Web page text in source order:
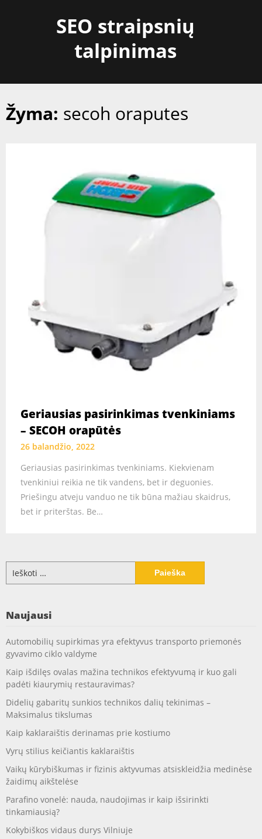
SEO straipsnių
talpinimas
Žyma: secoh oraputes
Geriausias pasirinkimas tvenkiniams
– SECOH orapūtės
26 balandžio, 2022
Geriausias pasirinkimas tvenkiniams. Kiekvienam
tvenkiniui reikia ne tik vandens, bet ir deguonies.
Priešingu atveju vanduo ne tik būna mažiau skaidrus,
bet ir priterštas. Be…
Ieškoti:
Naujausi
Automobilių supirkimas yra efektyvus transporto priemonės
gyvavimo ciklo valdyme
Kaip išdilęs ovalas mažina technikos efektyvumą ir kuo gali
padėti kiaurymių restauravimas?
Didelių gabaritų sunkios technikos dalių tekinimas –
Maksimalus tikslumas
Kaip kaklaraištis derinamas prie kostiumo
Vyrų stilius keičiantis kaklaraištis
Vaikų kūrybiškumas ir fizinis aktyvumas atsiskleidžia medinėse
žaidimų aikštelėse
Parafino vonelė: nauda, naudojimas ir kaip išsirinkti
tinkamiausią?
Kokybiškos vidaus durys Vilniuje